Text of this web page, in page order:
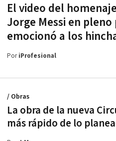
El video del
Jorge Messi en
emocionó a los
PoriProfesional
La obra de la nueva
más rápido de lo
/ Obras